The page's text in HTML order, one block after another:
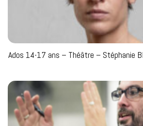
Ados 14-17 ans – Théâtre – Stéphanie